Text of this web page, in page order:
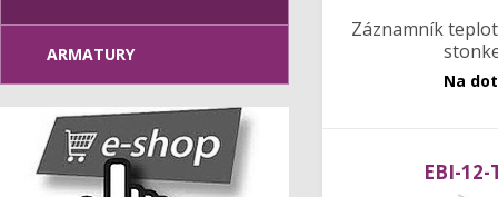
Záznamník
Na
EBI-12-
ARMATURY